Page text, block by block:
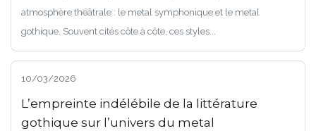
atmosphère théâtrale : le metal symphonique et le metal
gothique. Souvent cités côte à côte, ces styles...
10/03/2026
L’empreinte indélébile de la littérature
gothique sur l’univers du metal